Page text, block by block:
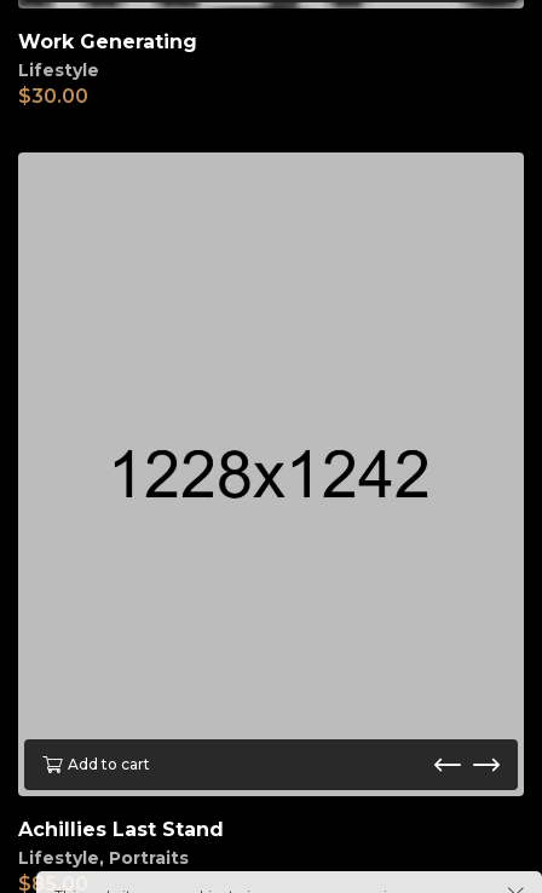
Work Generating
Lifestyle
$30.00
Add to cart
Achillies Last Stand
Lifestyle, Portraits
$85.00